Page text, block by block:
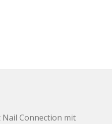
Connection mit